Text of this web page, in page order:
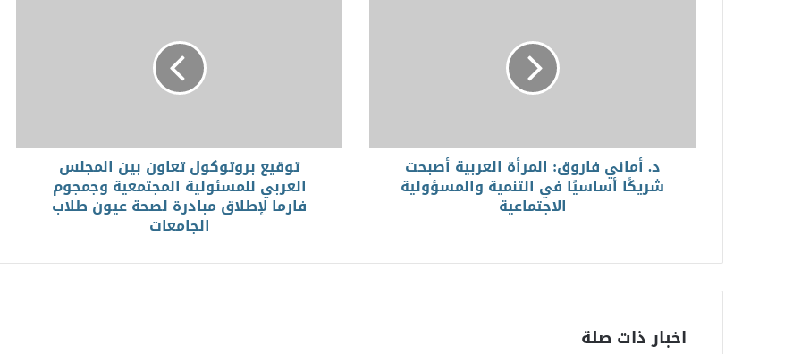
د. أماني فاروق: المرأة العربية أصبحت
شريكًا أساسيًا في التنمية والمسؤولية
الاجتماعية
توقيع بروتوكول تعاون بين المجلس
العربي للمسئولية المجتمعية وجمجوم
فارما لإطلاق مبادرة لصحة عيون طلاب
الجامعات
اخبار ذات صلة